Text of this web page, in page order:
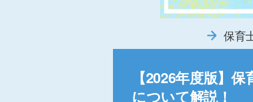
保育
【2026年度版】
について解説！